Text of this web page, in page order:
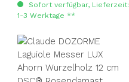
Sofort verfügbar, Lieferzeit:
1-3 Werktage **